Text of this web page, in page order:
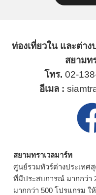
ท่องเที่ยวใน และต่า
สยามท
โทร. 02-
อีเมล :
สยามทราเวลมาร์ท
ศูนย์รวมทัวร์ต่างประเท
ที่มีประสบการณ์ มากกว่า
มากกว่า 500 โปรแกรม